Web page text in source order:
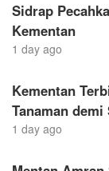
Sidrap
Kementan
1 day ago
Kementan
Tanaman demi
1 day ago